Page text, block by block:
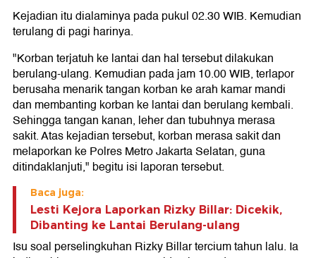
Kejadian itu dialaminya pada pukul 02.30 WIB. Kemudian
terulang di pagi harinya.
"Korban terjatuh ke lantai dan hal tersebut dilakukan
berulang-ulang. Kemudian pada jam 10.00 WIB, terlapor
berusaha menarik tangan korban ke arah kamar mandi
dan membanting korban ke lantai dan berulang kembali.
Sehingga tangan kanan, leher dan tubuhnya merasa
sakit. Atas kejadian tersebut, korban merasa sakit dan
melaporkan ke Polres Metro Jakarta Selatan, guna
ditindaklanjuti," begitu isi laporan tersebut.
Baca juga:
Lesti Kejora Laporkan Rizky Billar: Dicekik,
Dibanting ke Lantai Berulang-ulang
Isu soal perselingkuhan Rizky Billar tercium tahun lalu. Ia